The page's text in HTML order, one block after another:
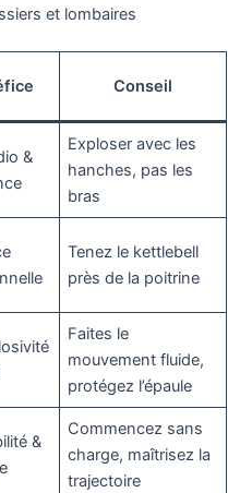
et lombaires
Conseil
&
Exploser avec les
hanches, pas les
bras
Tenez le kettlebell
près de la poitrine
Faites le
mouvement fluide,
protégez l’épaule
&
Commencez sans
charge, maîtrisez la
trajectoire